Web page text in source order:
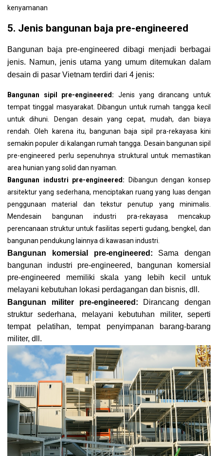
kenyamanan
5. Jenis bangunan baja pre-engineered
Bangunan baja pre-engineered dibagi menjadi berbagai
jenis. Namun, jenis utama yang umum ditemukan dalam
desain di pasar Vietnam terdiri dari 4 jenis:
Bangunan sipil pre-engineered: Jenis yang dirancang untuk
tempat tinggal masyarakat. Dibangun untuk rumah tangga kecil
untuk dihuni. Dengan desain yang cepat, mudah, dan biaya
rendah. Oleh karena itu, bangunan baja sipil pra-rekayasa kini
semakin populer di kalangan rumah tangga. Desain bangunan sipil
pre-engineered perlu sepenuhnya struktural untuk memastikan
area hunian yang solid dan nyaman.
Bangunan industri pre-engineered: Dibangun dengan konsep
arsitektur yang sederhana, menciptakan ruang yang luas dengan
penggunaan material dan tekstur penutup yang minimalis.
Mendesain bangunan industri pra-rekayasa mencakup
perencanaan struktur untuk fasilitas seperti gudang, bengkel, dan
bangunan pendukung lainnya di kawasan industri.
Bangunan komersial pre-engineered: Sama dengan
bangunan industri pre-engineered, bangunan komersial
pre-engineered memiliki skala yang lebih kecil untuk
melayani kebutuhan lokasi perdagangan dan bisnis, dll.
Bangunan militer pre-engineered: Dirancang dengan
struktur sederhana, melayani kebutuhan militer, seperti
tempat pelatihan, tempat penyimpanan barang-barang
militer, dll.